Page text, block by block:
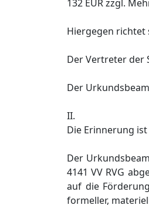
132 EUR zzgl.
Hiergegen richtet
Der Vertreter der
Der
II.
Die Erinnerung
Der
4141 VV RVG
auf die
formeller,